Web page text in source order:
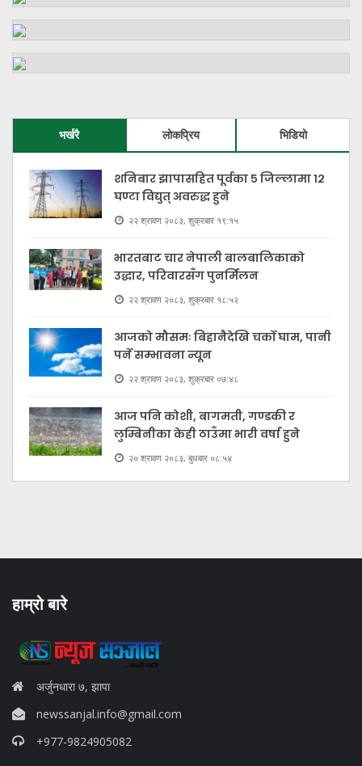
भर्खरै लोकप्रिय भिडियो
शनिबार झापासहित पूर्वका ५ जिल्लामा १२
घण्टा विद्युत् अवरुद्ध हुने
२२ श्रावण २०८३, शुक्रबार १९:१५
भारतबाट चार नेपाली बालबालिकाको
उद्धार, परिवारसँग पुनर्मिलन
२२ श्रावण २०८३, शुक्रबार १८:५२
आजको मौसमः बिहानैदेखि चर्को घाम, पानी
पर्ने सम्भावना न्यून
२२ श्रावण २०८३, शुक्रबार ०७:४८
आज पनि कोशी, बागमती, गण्डकी र
लुम्बिनीका केही ठाउँमा भारी वर्षा हुने
२० श्रावण २०८३, बुधबार ०८:५४
हाम्रो बारे
अर्जुनधारा ७, झापा
newssanjal.info@gmail.com
+977-9824905082